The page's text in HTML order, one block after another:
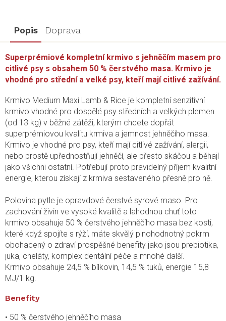
Popis Doprava
Superprémiové kompletní krmivo s jehněčím masem pro
citlivé psy s obsahem 50 % čerstvého masa. Krmivo je
vhodné pro střední a velké psy, kteří mají citlivé zažívání.
Krmivo Medium Maxi Lamb & Rice je kompletní senzitivní
krmivo vhodné pro dospělé psy středních a velkých plemen
(od 13 kg) v běžné zátěži, kterým chcete dopřát
superprémiovou kvalitu krmiva a jemnost jehněčího masa.
Krmivo je vhodné pro psy, kteří mají citlivé zažívání, alergii,
nebo prostě upřednostňují jehněčí, ale přesto skáčou a běhají
jako všichni ostatní. Potřebují proto pravidelný příjem kvalitní
energie, kterou získají z krmiva sestaveného přesně pro ně.
Polovina pytle je opravdové čerstvé syrové maso. Pro
zachování živin ve vysoké kvalitě a lahodnou chuť toto
krmivo obsahuje 50 % čerstvého jehněčího masa bez kosti,
které když spojíte s rýží, máte skvělý plnohodnotný pokrm
obohacený o zdraví prospěšné benefity jako jsou prebiotika,
juka, cheláty, komplex dentální péče a mnohé další.
Krmivo obsahuje 24,5 % bílkovin, 14,5 % tuků, energie 15,8
MJ/1 kg.
Benefity
• 50 % čerstvého jehněčího masa